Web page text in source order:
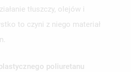
tłuszczy, olejów i
to czyni z niego materiał
poliuretanu